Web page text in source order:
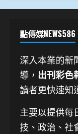
點傳媒NEWS586
深入本業的新
導， 出刊彩色
讀者更快速知
主要以提供每
技、 政治、社